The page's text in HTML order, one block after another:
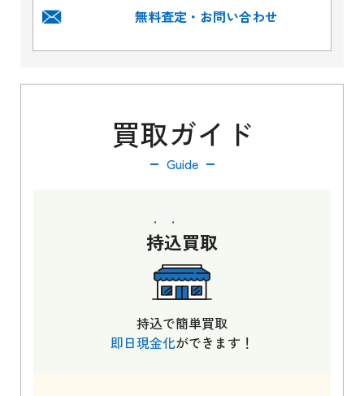
無料査定・お問い合わせ
買取ガイド
Guide
持込買取
持込で簡単買取
即日現金化ができます！